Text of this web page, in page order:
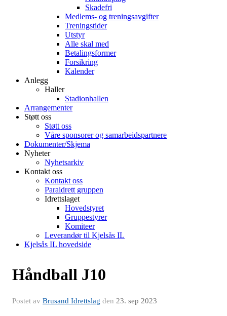
Skadefri
Medlems- og treningsavgifter
Treningstider
Utstyr
Alle skal med
Betalingsformer
Forsikring
Kalender
Anlegg
Haller
Stadionhallen
Arrangementer
Støtt oss
Støtt oss
Våre sponsorer og samarbeidspartnere
Dokumenter/Skjema
Nyheter
Nyhetsarkiv
Kontakt oss
Kontakt oss
Paraidrett gruppen
Idrettslaget
Hovedstyret
Gruppestyrer
Komiteer
Leverandør til Kjelsås IL
Kjelsås IL hovedside
Håndball J10
Postet av Brusand Idrettslag den 23. sep 2023